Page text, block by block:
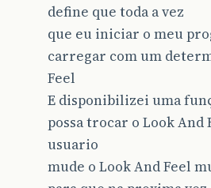
define que toda a vez
que eu iniciar o meu
carregar com um
Feel
E disponibilizei uma
possa trocar o Look And
usuario
mude o Look And Feel